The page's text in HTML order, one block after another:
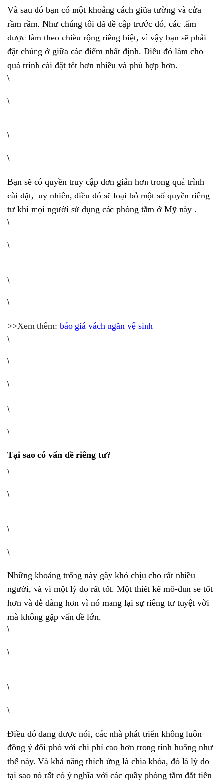
Và sau đó bạn có một khoảng cách giữa tường và cửa
rầm rầm. Như chúng tôi đã đề cập trước đó, các tấm
được làm theo chiều rộng riêng biệt, vì vậy bạn sẽ phải
đặt chúng ở giữa các điểm nhất định. Điều đó làm cho
quá trình cài đặt tốt hơn nhiều và phù hợp hơn.
\
\
\
\
Bạn sẽ có quyền truy cập đơn giản hơn trong quá trình
cài đặt, tuy nhiên, điều đó sẽ loại bỏ một số quyền riêng
tư khi mọi người sử dụng các phòng tắm ở Mỹ này .
\
\
\
\
>>Xem thêm: báo giá vách ngăn vệ sinh
\
\
\
\
\
Tại sao có vấn đề riêng tư?
\
\
\
\
Những khoảng trống này gây khó chịu cho rất nhiều
người, và vì một lý do rất tốt. Một thiết kế mô-đun sẽ tốt
hơn và dễ dàng hơn vì nó mang lại sự riêng tư tuyệt vời
mà không gặp vấn đề lớn.
\
\
\
\
Điều đó đang được nói, các nhà phát triển không luôn
đồng ý đối phó với chi phí cao hơn trong tình huống như
thế này. Và khả năng thích ứng là chìa khóa, đó là lý do
tại sao nó rất có ý nghĩa với các quầy phòng tắm đắt tiền